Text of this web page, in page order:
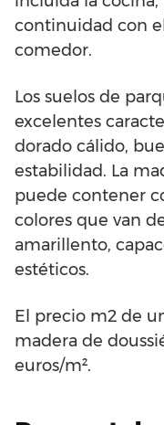
continuidad con
comedor.
Los suelos de
excelentes
dorado cálido,
estabilidad. La
puede contener
colores que van
amarillento,
estéticos.
El precio m2 de
madera de
euros/m².